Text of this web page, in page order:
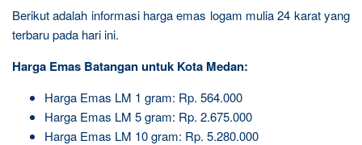
Berikut adalah informasi harga emas logam mulia 24 karat yang
terbaru pada hari ini.
Harga Emas Batangan untuk Kota Medan:
Harga Emas LM 1 gram: Rp. 564.000
Harga Emas LM 5 gram: Rp. 2.675.000
Harga Emas LM 10 gram: Rp. 5.280.000